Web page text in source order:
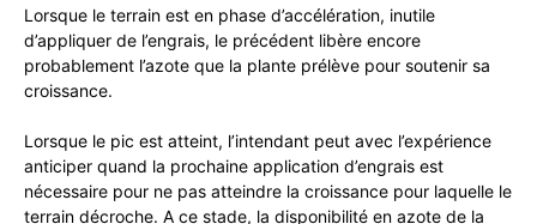
Lorsque le terrain est en phase d’accélération, inutile
d’appliquer de l’engrais, le précédent libère encore
probablement l’azote que la plante prélève pour soutenir sa
croissance.
Lorsque le pic est atteint, l’intendant peut avec l’expérience
anticiper quand la prochaine application d’engrais est
nécessaire pour ne pas atteindre la croissance pour laquelle le
terrain décroche. A ce stade, la disponibilité en azote de la